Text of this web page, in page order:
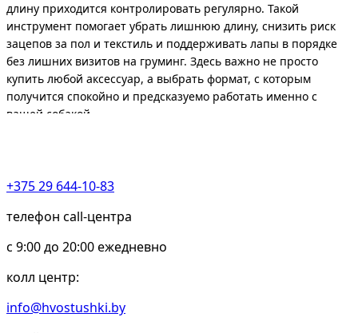
длину приходится контролировать регулярно. Такой
инструмент помогает убрать лишнюю длину, снизить риск
зацепов за пол и текстиль и поддерживать лапы в порядке
без лишних визитов на груминг. Здесь важно не просто
купить любой аксессуар, а выбрать формат, с которым
получится спокойно и предсказуемо работать именно с
вашей собакой.
так проще контролировать движение руки, а пилку
используют для доводки края после среза. Поэтому выбор
строят не по названию, а по толщине когтя, размеру собаки,
переносит процедуру.
Когда такой инструмент уже нужен
+375 29 644-10-83
телефон call-центра
c 9:00 до 20:00 ежедневно
колл центр:
info@hvostushki.by